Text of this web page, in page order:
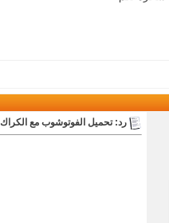
رد: تحميل الفوتوشوب مع الكراك